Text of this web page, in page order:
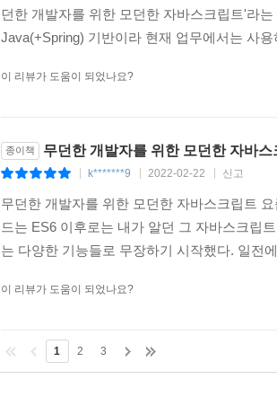
던한 개발자를 위한 모던한 자바스크립트'라
Java(+Spring) 기반이라 현재 업무에서는 사
이 리뷰가 도움이 되었나요?
종이책 무던한 개발자를 위한 모던한 자바스
k*******9 2022-02-22 신고
무던한 개발자를 위한 모던한 자바스크립트
드는 ES6 이후로는 내가 알던 그 자바스크립
는 다양한 기능들로 무장하기 시작했다. 일전
이 리뷰가 도움이 되었나요?
1 2 3